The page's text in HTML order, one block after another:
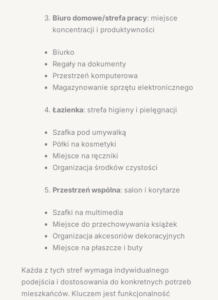
Biuro domowe/strefa pracy: miejsce
koncentracji i produktywności
Biurko
Regały na dokumenty
Przestrzeń komputerowa
Magazynowanie sprzętu elektronicznego
Łazienka: strefa higieny i pielęgnacji
Szafka pod umywalką
Półki na kosmetyki
Miejsce na ręczniki
Organizacja środków czystości
Przestrzeń wspólna: salon i korytarze
Szafki na multimedia
Miejsce do przechowywania książek
Organizacja akcesoriów dekoracyjnych
Miejsce na płaszcze i buty
Każda z tych stref wymaga indywidualnego
podejścia i dostosowania do konkretnych potrzeb
mieszkańców. Kluczem jest funkcjonalność